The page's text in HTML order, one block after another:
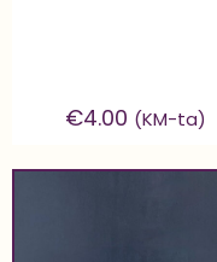
€4.00 (KM-ta)